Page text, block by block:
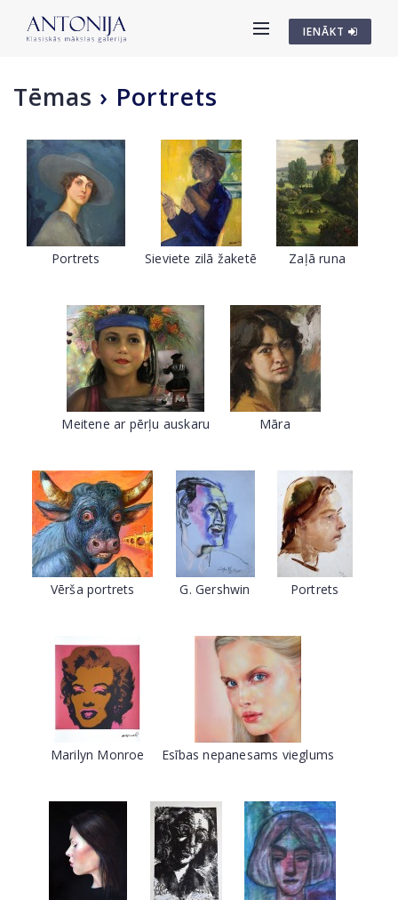
IENĀKT
Tēmas › Portrets
Portrets Sieviete zilā žaketē Zaļā runa
Meitene ar pērļu auskaru Māra
Vērša portrets G. Gershwin Portrets
Marilyn Monroe Esības nepanesams vieglums